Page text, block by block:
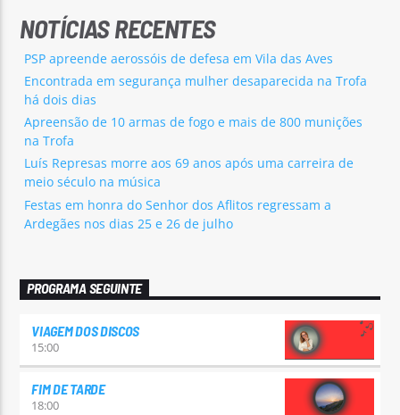
NOTÍCIAS RECENTES
PSP apreende aerossóis de defesa em Vila das Aves
Encontrada em segurança mulher desaparecida na Trofa
há dois dias
Apreensão de 10 armas de fogo e mais de 800 munições
na Trofa
Luís Represas morre aos 69 anos após uma carreira de
meio século na música
Festas em honra do Senhor dos Aflitos regressam a
Ardegães nos dias 25 e 26 de julho
PROGRAMA SEGUINTE
VIAGEM DOS DISCOS
15:00
FIM DE TARDE
18:00